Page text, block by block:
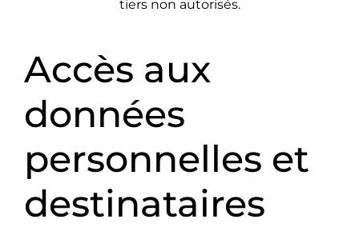
tiers non autorisés.
Accès aux
données
personnelles et
destinataires